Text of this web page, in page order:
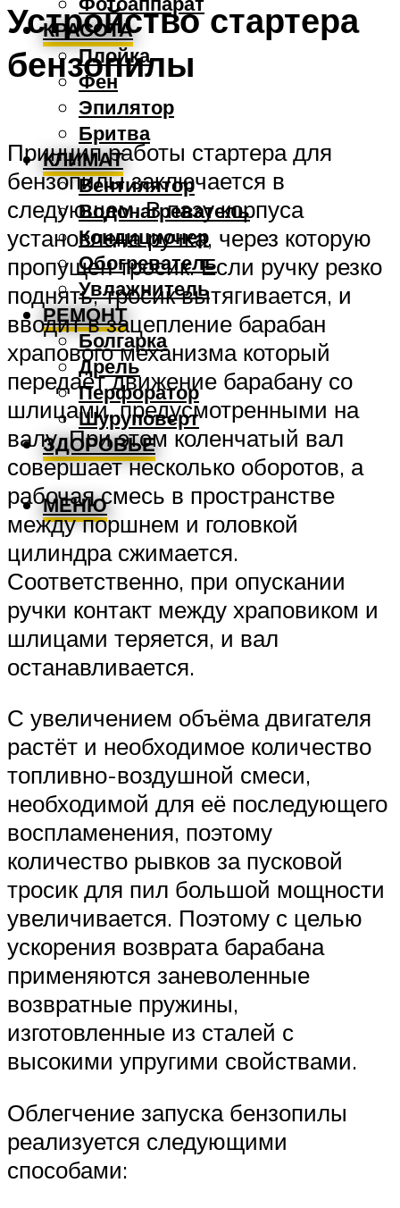
КРАСОТА
Плойка
Фен
Эпилятор
Бритва
КЛИМАТ
Вентилятор
Водонагреватель
Кондиционер
Обогреватель
Увлажнитель
РЕМОНТ
Болгарка
Дрель
Перфоратор
Шуруповерт
ЗДОРОВЬЕ
МЕНЮ
Устройство стартера
бензопилы
Принцип работы стартера для
бензопилы заключается в
следующем. В пазу корпуса
установлена ручка, через которую
пропущен тросик. Если ручку резко
поднять, тросик вытягивается, и
вводит в зацепление барабан
храпового механизма который
передаёт движение барабану со
шлицами, предусмотренными на
валу. При этом коленчатый вал
совершает несколько оборотов, а
рабочая смесь в пространстве
между поршнем и головкой
цилиндра сжимается.
Соответственно, при опускании
ручки контакт между храповиком и
шлицами теряется, и вал
останавливается.
С увеличением объёма двигателя
растёт и необходимое количество
топливно-воздушной смеси,
необходимой для её последующего
воспламенения, поэтому
количество рывков за пусковой
тросик для пил большой мощности
увеличивается. Поэтому с целью
ускорения возврата барабана
применяются заневоленные
возвратные пружины,
изготовленные из сталей с
высокими упругими свойствами.
Облегчение запуска бензопилы
реализуется следующими
способами: